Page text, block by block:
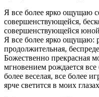
Я все более ярко ощущаю
совершенствующейся,
совершенствующейся
Я все более ярко ощущаю:
продолжительная,
Божественно прекрасная
мгновением рождается все
более веселая, все более
ярче светится в моих